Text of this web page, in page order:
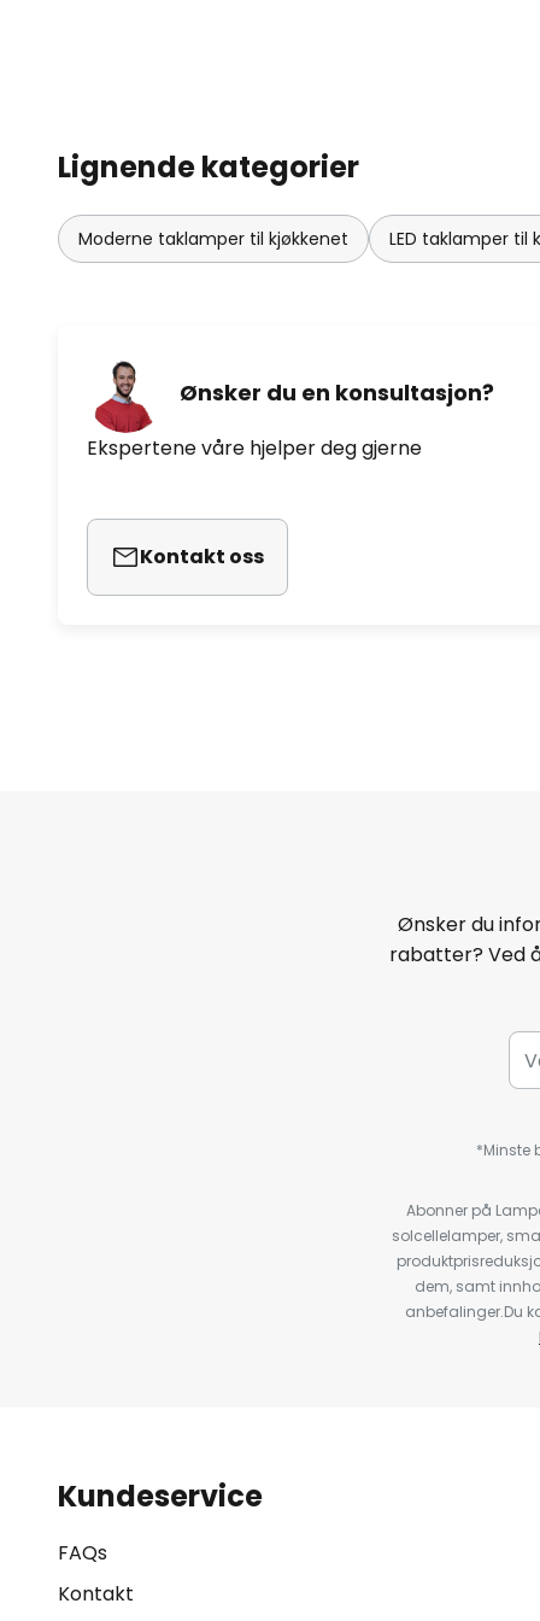
Lignende kategorier
Moderne taklamper til kjøkkenet LED taklamper til
Ønsker du en konsultasjon?
Ekspertene våre hjelper deg gjerne
Kontakt oss
Ønsker du
rabatter? Ved
*Minste
Abonner på
solcellelamper,
dem, samt
anbefalinger.Du
Kundeservice
FAQs
Kontakt